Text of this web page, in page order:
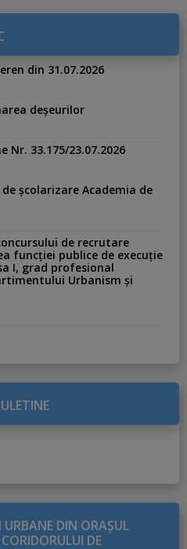
din 31.07.2026
deșeurilor
Nr. 33.175/23.07.2026
școlarizare Academia de
concursului de recrutare
funcției publice de execuție
I, grad profesional
Urbanism și
URBANE DIN ORAŞUL
DE